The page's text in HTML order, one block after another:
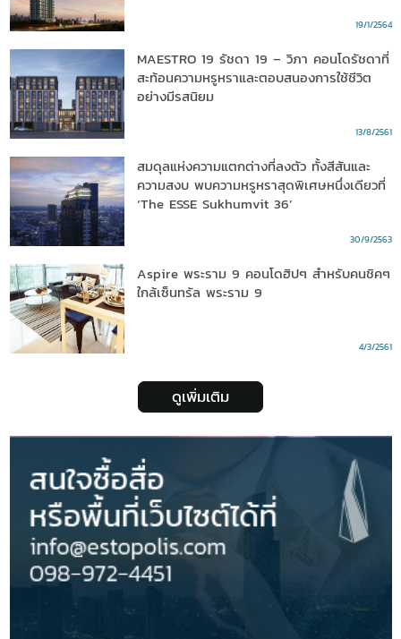
19/1/2564
MAESTRO 19 รัชดา 19 – วิภา คอนโดรัชดาที่
สะท้อนความหรูหราและตอบสนองการใช้ชีวิต
อย่างมีรสนิยม
13/8/2561
สมดุลแห่งความแตกต่างที่ลงตัว ทั้งสีสันและ
ความสงบ พบความหรูหราสุดพิเศษหนึ่งเดียวที่
‘The ESSE Sukhumvit 36’
30/9/2563
Aspire พระราม 9 คอนโดฮิปๆ สำหรับคนชิคๆ
ใกล้เซ็นทรัล พระราม 9
4/3/2561
ดูเพิ่มเติม